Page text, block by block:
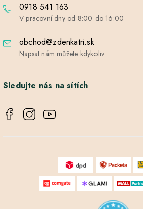
0918 541 163
V pracovní dny od 8:00 do 16:00
obchod@zdenkatri.sk
Napsat nám můžete kdykoliv
Sledujte nás na sítích